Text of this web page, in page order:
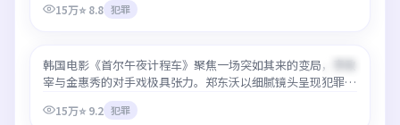
看高清在线服务，热门时段也能保持清晰码率。
15万⭐8.8 犯罪
热门
韩国电影《首尔午夜计程车》聚焦一场突如其来的变局，李政
宰与金惠秀的对手戏极具张力。郑东沃以细腻镜头呈现犯罪类
需等待更新。
15万⭐9.2 犯罪